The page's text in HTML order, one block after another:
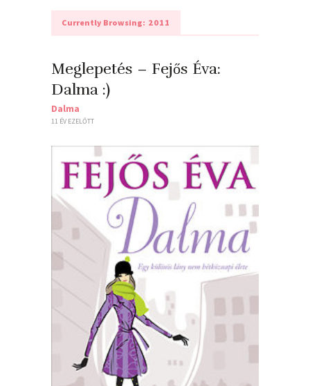
Currently Browsing: 2011
Meglepetés – Fejős Éva:
Dalma :)
Dalma
11 ÉV EZELŐTT